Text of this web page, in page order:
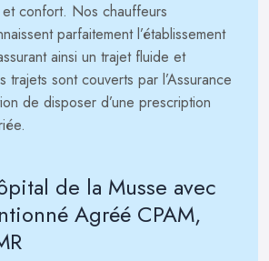
confort. Nos chauffeurs
parfaitement l’établissement
ainsi un trajet fluide et
trajets sont couverts par l’Assurance
de disposer d’une prescription
de la Musse avec
Agréé CPAM,